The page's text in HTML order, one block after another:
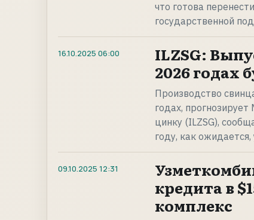
что готова
государственной
16.10.2025 06:00
ILZSG:
2026 годах
Производство
годах,
цинку (ILZSG),
году, как
09.10.2025 12:31
кредита в
комплекс